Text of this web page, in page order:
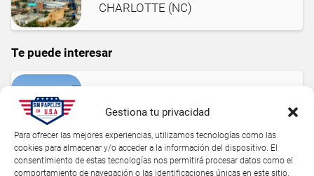
Gestiona tu privacidad
Para ofrecer las mejores experiencias, utilizamos tecnologías como las
cookies para almacenar y/o acceder a la información del dispositivo. El
consentimiento de estas tecnologías nos permitirá procesar datos como el
comportamiento de navegación o las identificaciones únicas en este sitio.
CHARLOTTE (NC)
Te puede interesar
inmigrantes sin papeles en